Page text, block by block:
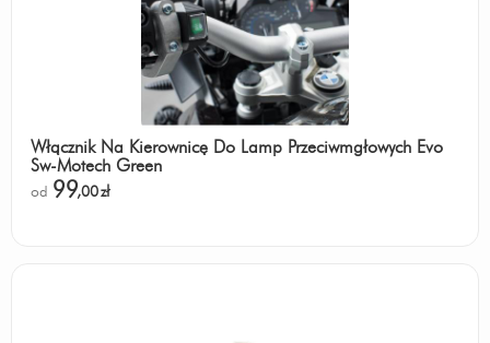
Włącznik Na Kierownicę Do Lamp Przeciwmgłowych Evo
Sw-Motech Green
od 99,00zł